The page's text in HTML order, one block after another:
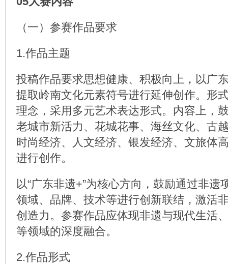
（一）参赛作品要求
1.作品主题
投稿作品要求思想健康、积极向上，以广
提取岭南文化元素符号进行延伸创作。形
理念，采用多元艺术表达形式。内容上，
老城市新活力、花城花事、海丝文化、古
时尚经济、人文经济、银发经济、文旅体
进行创作。
以“广东非遗+”为核心方向，鼓励通过非遗
领域、品牌、技术等进行创新联结，激活
创造力。参赛作品应体现非遗与现代生活
等领域的深度融合。
2.作品形式